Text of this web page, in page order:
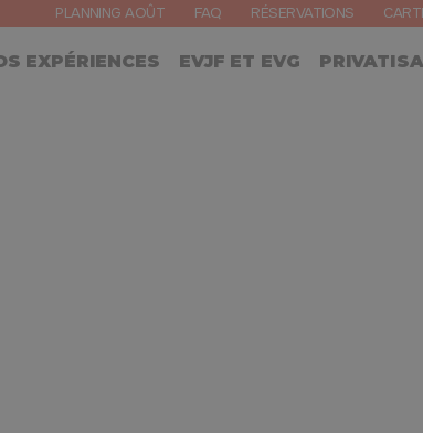
EXPÉRIENCES EVJF ET EVG
PLANNING AOÛT FAQ RÉSERVATIONS